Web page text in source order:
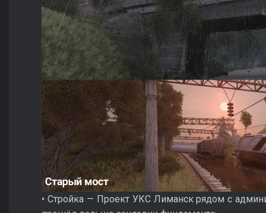
• Стройка — Проект УКС Лиманск рядом с